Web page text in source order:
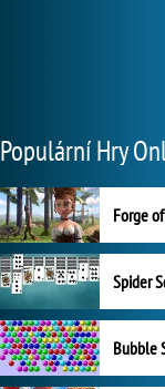
Populární Hry
Forge
Spider
Bubble